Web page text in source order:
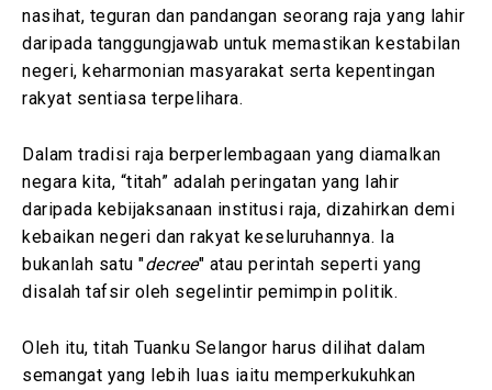
nasihat, teguran dan pandangan seorang raja yang lahir
daripada tanggungjawab untuk memastikan kestabilan
negeri, keharmonian masyarakat serta kepentingan
rakyat sentiasa terpelihara.
Dalam tradisi raja berperlembagaan yang diamalkan
negara kita, “titah” adalah peringatan yang lahir
daripada kebijaksanaan institusi raja, dizahirkan demi
kebaikan negeri dan rakyat keseluruhannya. Ia
bukanlah satu "decree" atau perintah seperti yang
disalah tafsir oleh segelintir pemimpin politik.
Oleh itu, titah Tuanku Selangor harus dilihat dalam
semangat yang lebih luas iaitu memperkukuhkan